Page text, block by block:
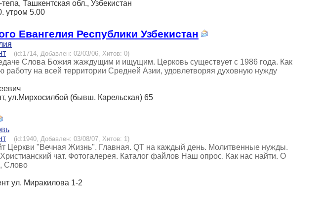
Ташкентская обл., Узбекистан
утром 5.00
Евангелия Республики Узбекистан
(id:1714, Добавлен: 02/03/06, Хитов: 0)
Слова Божия жаждущим и ищущим. Церковь существует с 1986 года. Как
работу на всей территории Средней Азии, удовлетворяя духовную нужду
ул.Мирхосилбой (бывш. Карельская) 65
(id:1940, Добавлен: 03/08/07, Хитов: 1)
Церкви "Вечная Жизнь". Главная. QT на каждый день. Молитвенные нужды.
чат. Фотогалерея. Каталог файлов Наш опрос. Как нас найти. О
Слово
ул. Миракилова 1-2